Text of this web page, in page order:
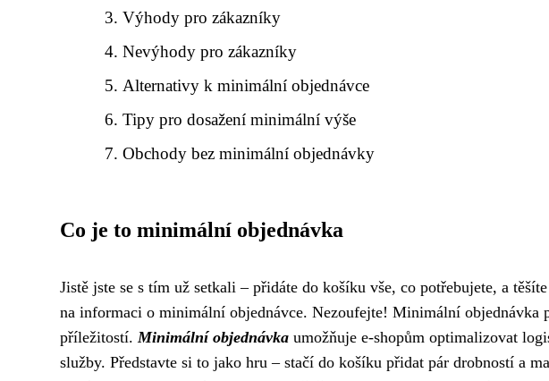
Výhody pro zákazníky
Nevýhody pro zákazníky
Alternativy k minimální objednávce
Tipy pro dosažení minimální výše
Obchody bez minimální objednávky
Co je to minimální objednávka
Jistě jste se s tím už setkali – přidáte do košíku vše, co potřebujete, a
na informaci o minimální objednávce. Nezoufejte! Minimální objednávka
příležitostí.Minimální objednávka umožňuje e-shopům optimalizovat
služby. Představte si to jako hru – stačí do košíku přidat pár drobností a